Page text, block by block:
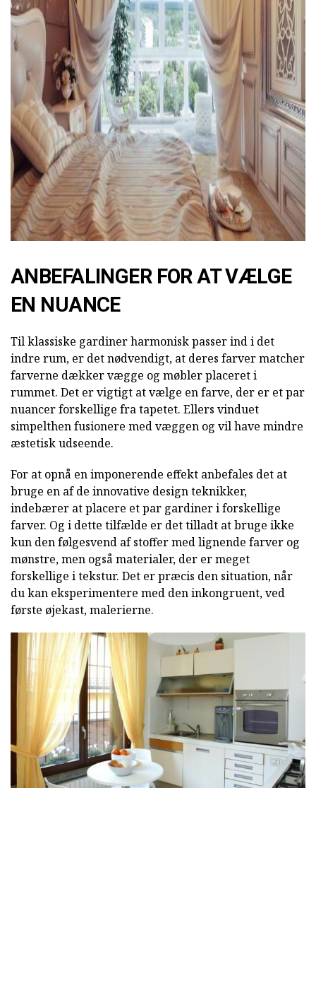
AD
ANBEFALINGER FOR AT VÆLGE
EN NUANCE
Til klassiske gardiner harmonisk passer ind i det
indre rum, er det nødvendigt, at deres farver matcher
farverne dækker vægge og møbler placeret i
rummet. Det er vigtigt at vælge en farve, der er et par
nuancer forskellige fra tapetet. Ellers vinduet
simpelthen fusionere med væggen og vil have mindre
æstetisk udseende.
For at opnå en imponerende effekt anbefales det at
bruge en af de innovative design teknikker,
indebærer at placere et par gardiner i forskellige
farver. Og i dette tilfælde er det tilladt at bruge ikke
kun den følgesvend af stoffer med lignende farver og
mønstre, men også materialer, der er meget
forskellige i tekstur. Det er præcis den situation, når
du kan eksperimentere med den inkongruent, ved
første øjekast, malerierne.